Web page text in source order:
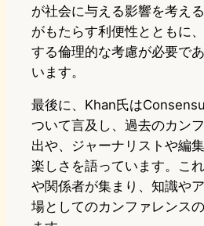
が社会に与える影響を考え
がもたらす利便性とともに
する倫理的な考慮が必要で
います。
最後に、Khan氏は
ついて言及し、過去のカン
出や、ジャーナリストや編
楽しさを語っています。こ
や関係者が集まり、知識や
場としてのカンファレンス